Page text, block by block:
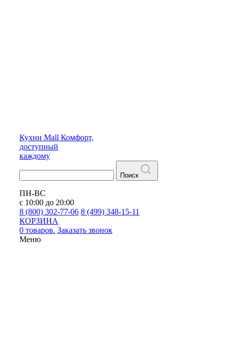
Кухни Mall Комфорт,
доступный
каждому
Поиск
ПН-ВС
с 10:00 до 20:00
8 (800) 302-77-06 8 (499) 348-15-11
КОРЗИНА
0 товаров. Заказать звонок
Меню